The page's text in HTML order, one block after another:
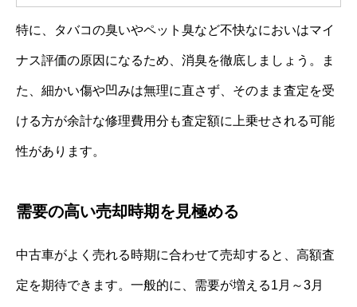
特に、タバコの臭いやペット臭など不快なにおいはマイ
ナス評価の原因になるため、消臭を徹底しましょう。ま
た、細かい傷や凹みは無理に直さず、そのまま査定を受
ける方が余計な修理費用分も査定額に上乗せされる可能
性があります。
需要の高い売却時期を見極める
中古車がよく売れる時期に合わせて売却すると、高額査
定を期待できます。一般的に、需要が増える1月～3月